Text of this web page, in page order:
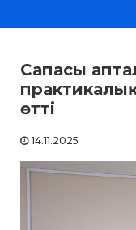
Сапасы
өтті
14.11.2025